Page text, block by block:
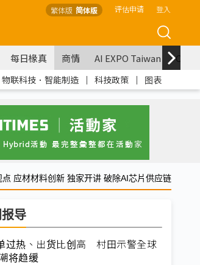
繁体版 简体版 评估申请 登入
每日椽真 商情 AI EXPO Taiwan
物联科技．智能制造 ｜ 科技政策 ｜ 图表
应材材料创新 独家开讲 破除AI芯片供应链
导
过热、出货比创高 村田示警全球
将趋缓